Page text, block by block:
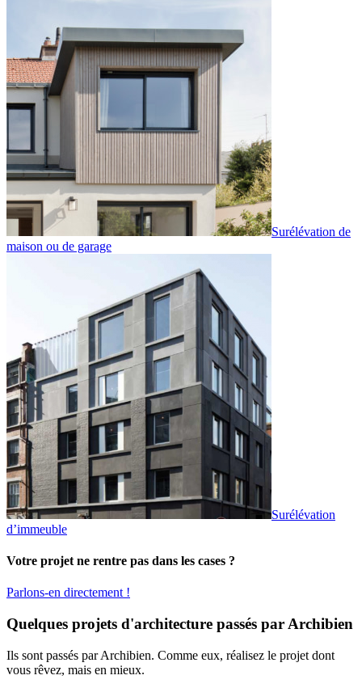
Surélévation de
maison ou de garage
Surélévation
d’immeuble
Votre projet ne rentre pas dans les cases ?
Parlons-en directement !
Quelques projets d'architecture passés par Archibien
Ils sont passés par Archibien. Comme eux, réalisez le projet dont
vous rêvez, mais en mieux.